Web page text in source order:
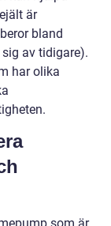
är
bland
av tidigare).
har olika